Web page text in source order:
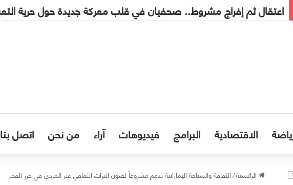
إنذار مبكر إلى الحكومة
الاقتصادية البرامج فيديوهات آراء من نحن اتصل بنا
الرئيسية/الثقافة والسياحة الإماراتية تدعم مشروعاً لصون التراث الثقافي غير المادي في جزر القمر